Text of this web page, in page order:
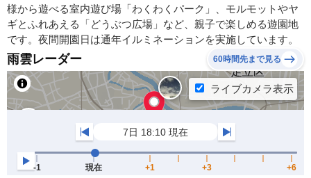
様から遊べる室内遊び場「わくわくパーク」、モルモットやヤ
ギとふれあえる「どうぶつ広場」など、親子で楽しめる遊園地
です。夜間開園日は通年イルミネーションを実施しています。
雨雲レーダー 60時間先まで見る